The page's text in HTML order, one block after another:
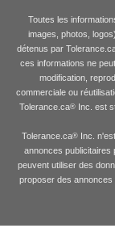
Toutes les
images, photos,
détenus par
ces informations ne
modification,
commerciale ou
Tolerance.ca® Inc. est
Tolerance.ca® Inc.
annonces publicitaires
peuvent utiliser des
proposer des annonces